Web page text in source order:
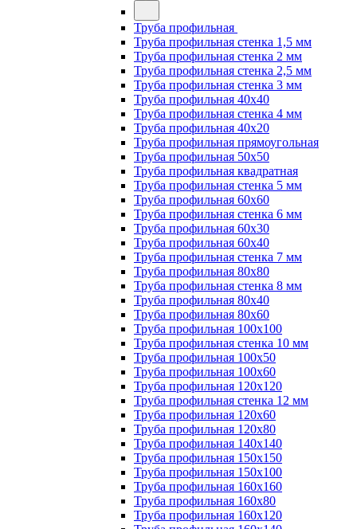
Труба профильная
Труба профильная стенка 1,5 мм
Труба профильная стенка 2 мм
Труба профильная стенка 2,5 мм
Труба профильная стенка 3 мм
Труба профильная 40х40
Труба профильная стенка 4 мм
Труба профильная 40х20
Труба профильная прямоугольная
Труба профильная 50х50
Труба профильная квадратная
Труба профильная стенка 5 мм
Труба профильная 60х60
Труба профильная стенка 6 мм
Труба профильная 60х30
Труба профильная 60х40
Труба профильная стенка 7 мм
Труба профильная 80х80
Труба профильная стенка 8 мм
Труба профильная 80х40
Труба профильная 80х60
Труба профильная 100х100
Труба профильная стенка 10 мм
Труба профильная 100х50
Труба профильная 100х60
Труба профильная 120х120
Труба профильная стенка 12 мм
Труба профильная 120х60
Труба профильная 120х80
Труба профильная 140х140
Труба профильная 150х150
Труба профильная 150х100
Труба профильная 160х160
Труба профильная 160х80
Труба профильная 160х120